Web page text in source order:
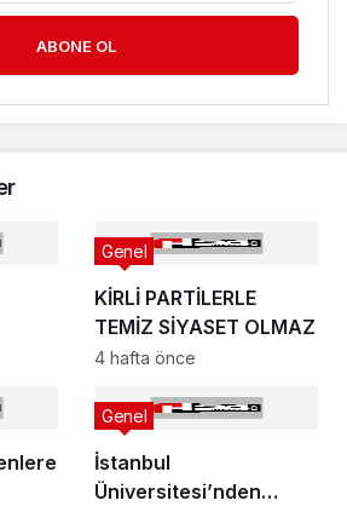
ABONE OL
KİRLİ PARTİLERLE
TEMİZ SİYASET OLMAZ
Genel
4 hafta önce
İstanbul
Üniversitesi’nden
Genel